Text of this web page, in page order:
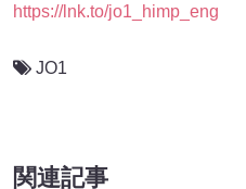
https://lnk.to/jo1_himp_eng
JO1
関連記事